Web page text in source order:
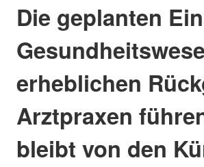
Die geplanten
erheblichen
Arztpraxen
bleibt von den